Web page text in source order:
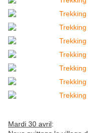
Mardi 30 avril: